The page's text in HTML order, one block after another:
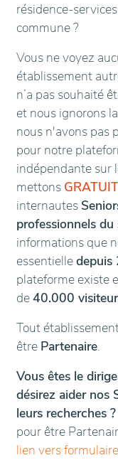
résidence-
commune ?
Vous ne voyez
établissement
n’a pas souhaité
et nous ignorons
nous n'avons pas
pour notre
indépendante sur
mettons
internautes
professionnels du
informations que
essentielledepuis
plateforme existe
de40.000
Tout
être Partenaire.
Vous êtes le
désirez aider nos
leurs recherches ?
pour être
lien vers